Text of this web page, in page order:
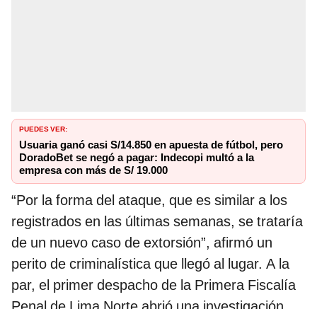
PUEDES VER:
Usuaria ganó casi S/14.850 en apuesta de fútbol, pero
DoradoBet se negó a pagar: Indecopi multó a la
empresa con más de S/ 19.000
“Por la forma del ataque, que es similar a los
registrados en las últimas semanas, se trataría
de un nuevo caso de extorsión”, afirmó un
perito de criminalística que llegó al lugar. A la
par, el primer despacho de la Primera Fiscalía